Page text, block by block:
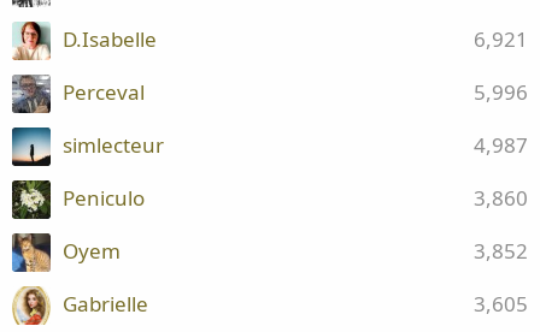
6,921
D.Isabelle
5,996
Perceval
4,987
simlecteur
3,860
Peniculo
3,852
Oyem
3,605
Gabrielle